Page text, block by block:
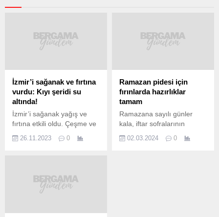
İzmir’i sağanak ve fırtına
vurdu: Kıyı şeridi su
altında!
İzmir’i sağanak yağış ve
fırtına etkili oldu. Çeşme ve
taştı, yollar göle döndü.
geç saatlerde etkisini artırdı.
Fırtınanın da başlamasıyla
Mavişehir Mahallesi ile
26.11.2023 0
Ramazan pidesi için
fırınlarda hazırlıklar
tamam
Ramazana sayılı günler
kala, iftar sofralarının
pideleri için fırıncılar
02.03.2024 0